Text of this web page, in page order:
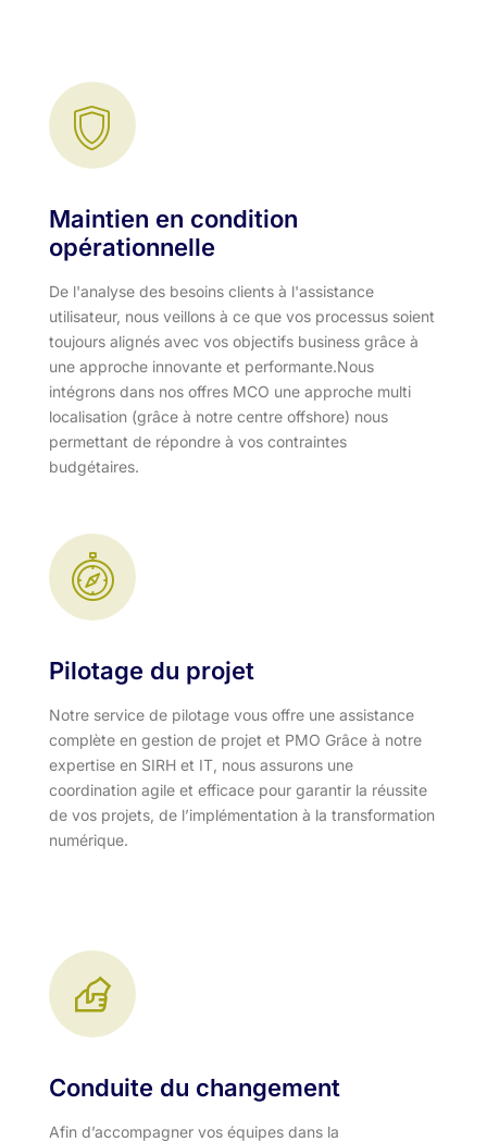
Maintien en condition
opérationnelle
De l'analyse des besoins clients à l'assistance
utilisateur, nous veillons à ce que vos processus soient
toujours alignés avec vos objectifs business grâce à
une approche innovante et performante.​ Nous
intégrons dans nos offres MCO une approche multi
localisation (grâce à notre centre offshore) nous
permettant de répondre à vos contraintes
budgétaires.
Pilotage du projet
Notre service de pilotage vous offre une assistance
complète en gestion de projet et PMO Grâce à notre
expertise en SIRH et IT, nous assurons une
coordination agile et efficace pour garantir la réussite
de vos projets, de l’implémentation à la transformation
numérique.
Conduite du changement
Afin d’accompagner vos équipes dans la